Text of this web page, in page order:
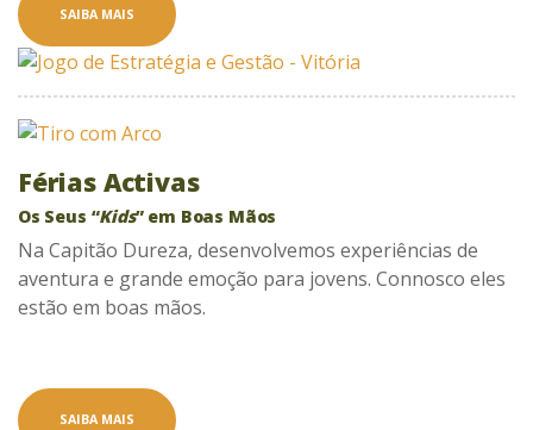
SAIBA MAIS
Férias Activas
Os Seus “Kids” em Boas Mãos
Na Capitão Dureza, desenvolvemos experiências de
aventura e grande emoção para jovens. Connosco eles
estão em boas mãos.
SAIBA MAIS